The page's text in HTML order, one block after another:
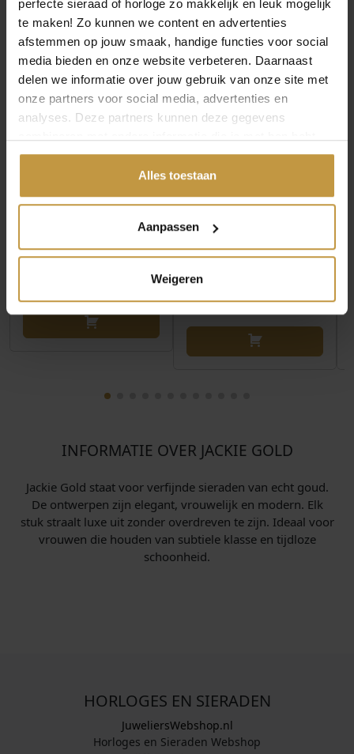
perfecte sieraad of horloge zo makkelijk en leuk mogelijk
te maken! Zo kunnen we content en advertenties
afstemmen op jouw smaak, handige functies voor social
media bieden en onze website verbeteren. Daarnaast
delen we informatie over jouw gebruik van onze site met
onze partners voor social media, advertenties en
analyses. Deze partners kunnen deze gegevens
gedeeld of die ze hebben verzameld via jouw gebruik van
Alles toestaan
Aanpassen
Weigeren
MEER VAN JACKIE GOLD
€289,00
REMBRANDT
BRACELET JKB25.554
€339,00
CELEBRATE BRACELET
INFORMATIE OVER JACKIE GOLD
Jackie Gold staat voor verfijnde sieraden van echt goud.
De ontwerpen zijn elegant, vrouwelijk en modern. Elk
stuk straalt luxe uit zonder overdreven te zijn. Ideaal voor
vrouwen die houden van subtiele klasse en tijdloze
schoonheid.
HORLOGES EN SIERADEN
JuweliersWebshop.nl
Horloges en Sieraden Webshop